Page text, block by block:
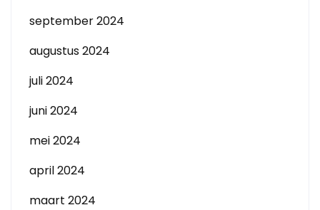
september 2024
augustus 2024
juli 2024
juni 2024
mei 2024
april 2024
maart 2024